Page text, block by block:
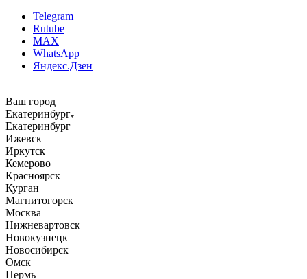
Telegram
Rutube
MAX
WhatsApp
Яндекс.Дзен
Ваш город
Екатеринбург
Екатеринбург
Ижевск
Иркутск
Кемерово
Красноярск
Курган
Магнитогорск
Москва
Нижневартовск
Новокузнецк
Новосибирск
Омск
Пермь